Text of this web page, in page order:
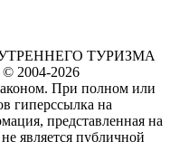
ТУРИЗМА
2004-2026
При полном или
гиперссылка на
представленная на
является публичной